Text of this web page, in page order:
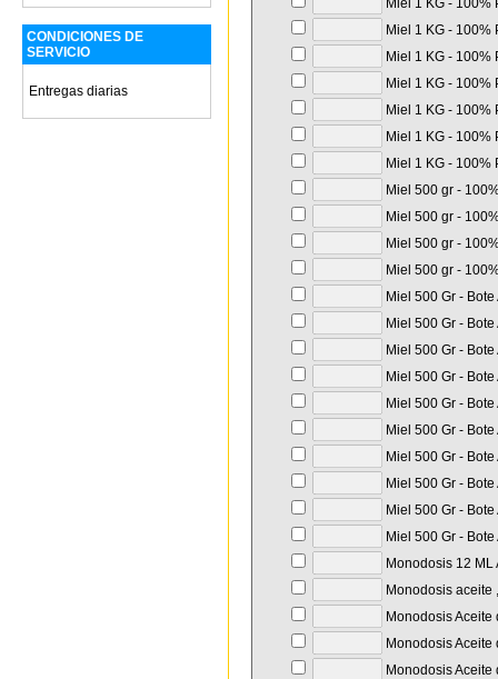
CONDICIONES DE
SERVICIO
Entregas diarias
Miel 1 KG - 100%
Miel 1 KG - 100%
Miel 1 KG - 100%
Miel 1 KG - 100%
Miel 1 KG - 100%
Miel 1 KG - 100%
Miel 1 KG - 100%
Miel 500 gr -
Miel 500 gr -
Miel 500 gr -
Miel 500 gr -
Miel 500 Gr -
Miel 500 Gr -
Miel 500 Gr -
Miel 500 Gr -
Miel 500 Gr -
Miel 500 Gr -
Miel 500 Gr -
Miel 500 Gr -
Miel 500 Gr -
Miel 500 Gr -
Monodosis 12
Monodosis aceite
Monodosis
Monodosis
Monodosis